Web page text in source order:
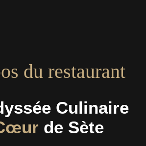
du restaurant
Culinaire
de Sète